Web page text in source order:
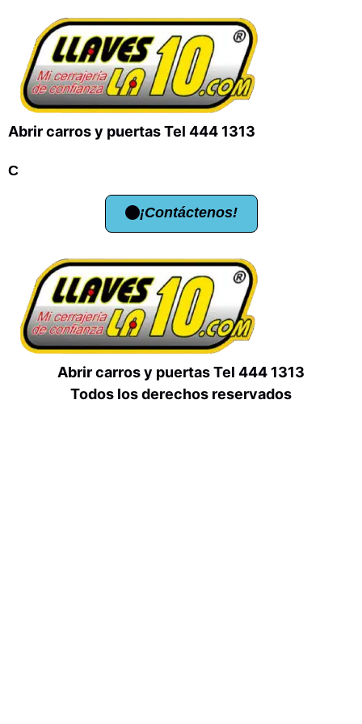
Abrir carros y puertas Tel 444 1313
C
¡Contáctenos!
Abrir carros y puertas Tel 444 1313
Todos los derechos reservados